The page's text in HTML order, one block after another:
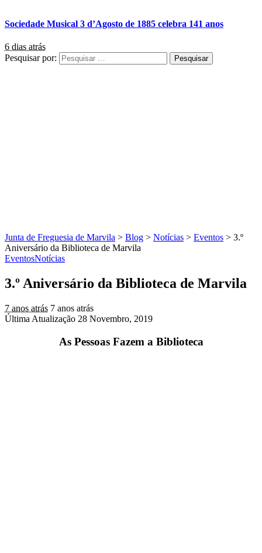
Sociedade Musical 3 d’Agosto de 1885 celebra 141 anos
6 dias atrás
Pesquisar por:
Junta de Freguesia de Marvila > Blog > Notícias > Eventos > 3.º
Aniversário da Biblioteca de Marvila
EventosNotícias
3.º Aniversário da Biblioteca de Marvila
7 anos atrás 7 anos atrás
Última Atualização 28 Novembro, 2019
As Pessoas Fazem a Biblioteca